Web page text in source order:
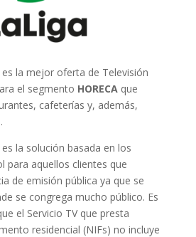
la mejor oferta de Televisión
el segmento HORECA que
cafeterías y, además,
la solución basada en los
para aquellos clientes que
de emisión pública ya que se
se congrega mucho público. Es
el Servicio TV que presta
residencial (NIFs) no incluye